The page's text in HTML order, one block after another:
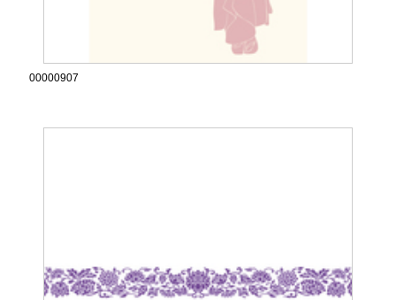
00000907